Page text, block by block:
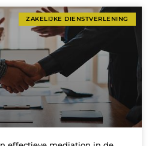
ZAKELIJKE DIENSTVERLENING